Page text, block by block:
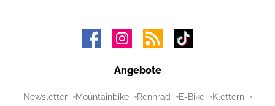
Angebote
Newsletter Mountainbike Rennrad E-Bike Klettern